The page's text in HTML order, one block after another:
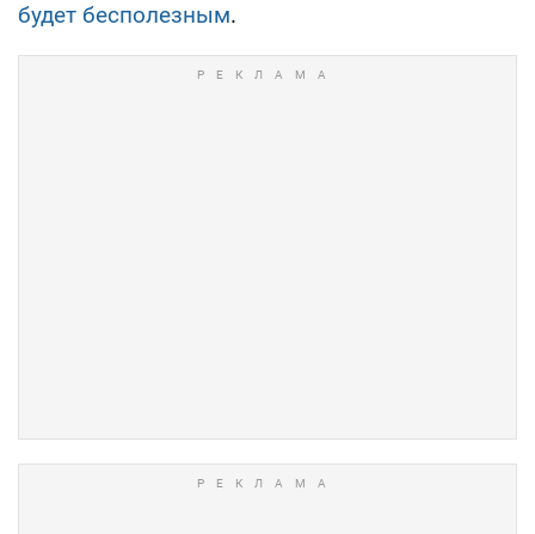
будет бесполезным.